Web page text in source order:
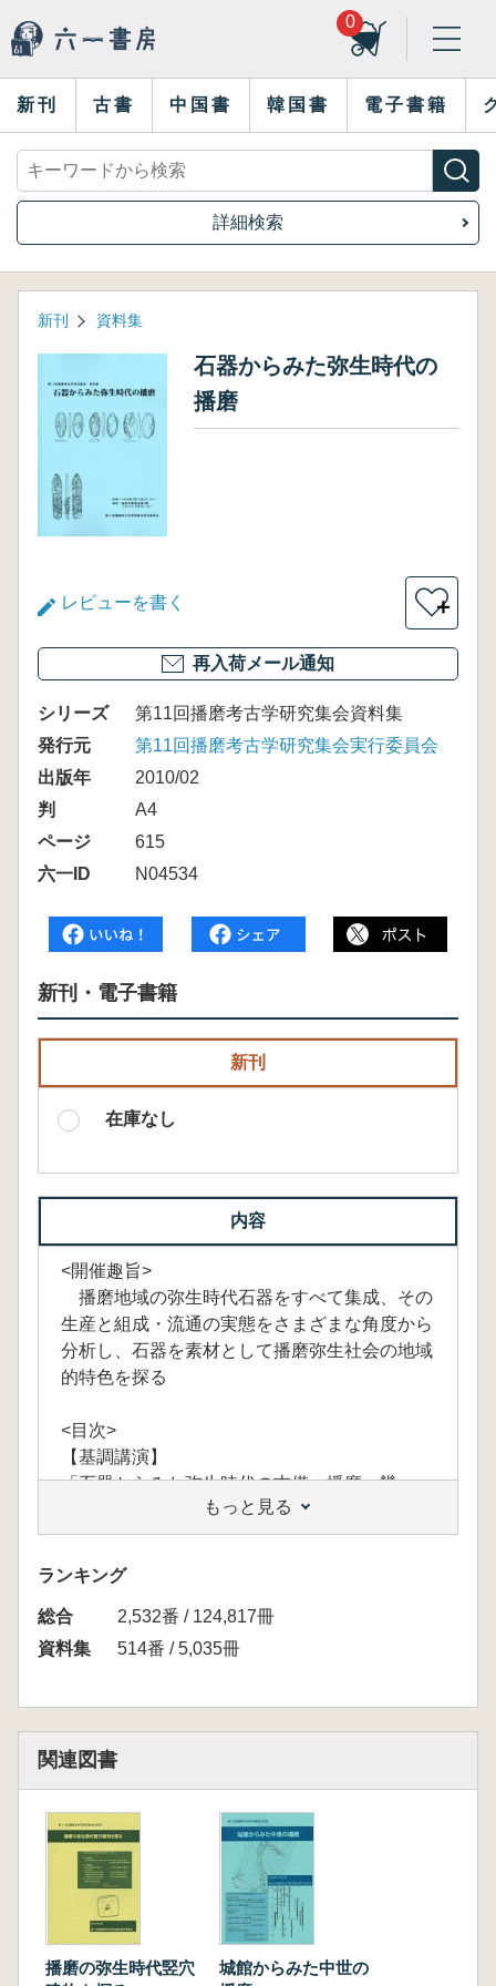
0
新刊 古書 中国書 韓国書 電子書籍
詳細検索
新刊 資料集
石器からみた弥生時代の
播磨
レビューを書く ＋
再入荷メール通知
シリーズ
第11回播磨考古学研究集会資料集
発行元
第11回播磨考古学研究集会実行委員会
出版年
2010/02
判
A4
ページ
615
六一ID
N04534
新刊・電子書籍
新刊
在庫なし
内容
<開催趣旨>
播磨地域の弥生時代石器をすべて集成、その
生産と組成・流通の実態をさまざまな角度から
分析し、石器を素材として播磨弥生社会の地域
的特色を探る
<目次>
【基調講演】
「石器からみた弥生時代の吉備・播磨・畿
【報告1】
「播磨の弥生時代石器」 上田健太郎
【報告2】
「玉津田中遺跡出土石器の生産と流通」 藤
田 淳
【資料集成】
集成資料図版 ※約450頁
主要遺跡の石器出土点数表 ※約30頁
※第7回記録集「城館からみた中世の播磨」も
再入荷しました
下記の関連図書をご覧ください
もっと見る
ランキング
総合
2,532番 / 124,817冊
資料集
514番 / 5,035冊
関連図書
播磨の弥生時代竪穴
城館からみた中世の